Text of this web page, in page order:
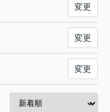
変更
変更
変更